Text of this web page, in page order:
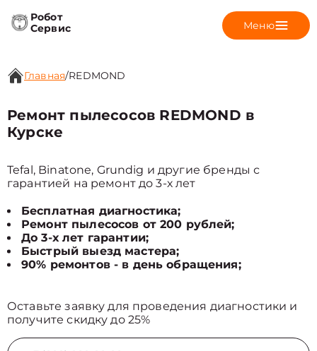
Робот
Сервис
Меню
Главная/REDMOND
Ремонт пылесосов REDMOND в
Курске
Tefal, Binatone, Grundig и другие бренды с
гарантией на ремонт до 3-х лет
Бесплатная диагностика;
Ремонт пылесосов от 200 рублей;
До 3-х лет гарантии;
Быстрый выезд мастера;
90% ремонтов - в день обращения;
Оставьте заявку для проведения диагностики и
получите скидку до 25%